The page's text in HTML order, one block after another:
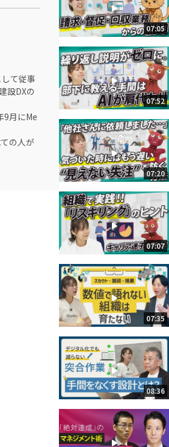
て従事
設DXの
9月にMe
の人が
07:05
07:52
07:20
07:07
07:35
08:36